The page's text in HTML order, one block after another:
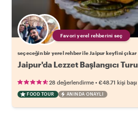
Favori yerel rehberini seç
seçeceğin bir yerel rehber ile Jaipur keyfini çıkar
Jaipur'da Lezzet Başlangıcı Turu
28 değerlendirme • €48.71 kişi başı
FOOD TOUR ANINDA ONAYLI